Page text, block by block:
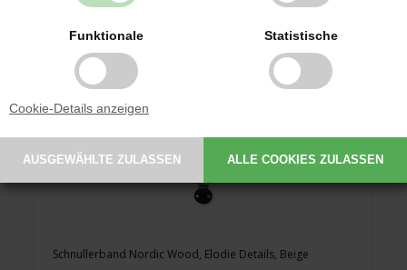
Funktionale Statistische
Cookie-Details anzeigen
Schnullerband Nordic Wood, Elodie Details, Beige